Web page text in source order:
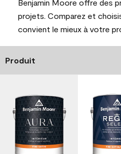
Benjamin Moore offre des
projets. Comparez et
convient le mieux à votre
Produit